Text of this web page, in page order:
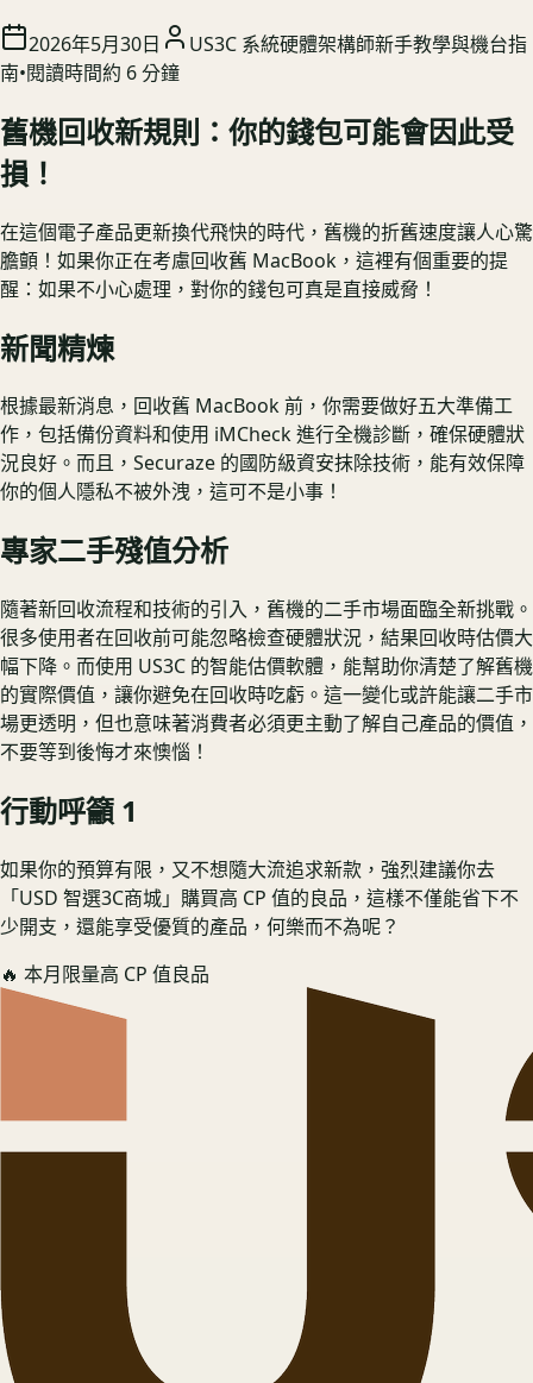
2026年5月30日 US3C 系統硬體架構師新手教學與機台指
南•閱讀時間約 6分鐘
舊機回收新規則：你的錢包可能會因此受
損！
在這個電子產品更新換代飛快的時代，舊機的折舊速度讓人心驚
膽顫！如果你正在考慮回收舊 MacBook，這裡有個重要的提
醒：如果不小心處理，對你的錢包可真是直接威脅！
新聞精煉
根據最新消息，回收舊 MacBook 前，你需要做好五大準備工
作，包括備份資料和使用 iMCheck 進行全機診斷，確保硬體狀
況良好。而且，Securaze 的國防級資安抹除技術，能有效保障
你的個人隱私不被外洩，這可不是小事！
專家二手殘值分析
隨著新回收流程和技術的引入，舊機的二手市場面臨全新挑戰。
很多使用者在回收前可能忽略檢查硬體狀況，結果回收時估價大
幅下降。而使用 US3C 的智能估價軟體，能幫助你清楚了解舊機
的實際價值，讓你避免在回收時吃虧。這一變化或許能讓二手市
場更透明，但也意味著消費者必須更主動了解自己產品的價值，
不要等到後悔才來懊惱！
行動呼籲 1
如果你的預算有限，又不想隨大流追求新款，強烈建議你去
「USD 智選3C商城」購買高 CP 值的良品，這樣不僅能省下不
少開支，還能享受優質的產品，何樂而不為呢？
🔥 本月限量高 CP 值良品